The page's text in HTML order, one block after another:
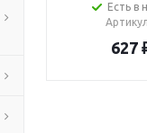
Есть в
627